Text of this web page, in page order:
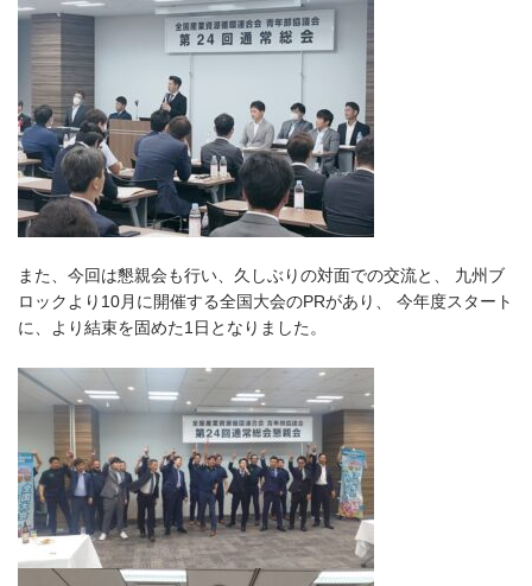
また、今回は懇親会も行い、久しぶりの対面での交流と、 九州ブ
ロックより10月に開催する全国大会のPRがあり、 今年度スタート
に、より結束を固めた1日となりました。